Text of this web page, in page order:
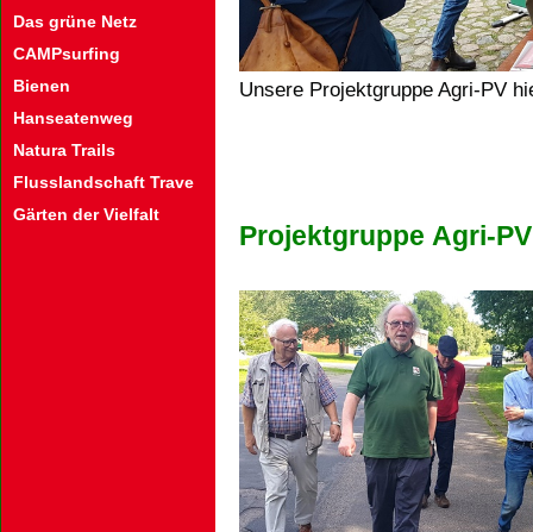
Das grüne Netz
CAMPsurfing
Bienen
Hanseatenweg
Natura Trails
Flusslandschaft Trave
Gärten der Vielfalt
Unsere Projektgruppe Agri-PV
Projektgruppe Agri-